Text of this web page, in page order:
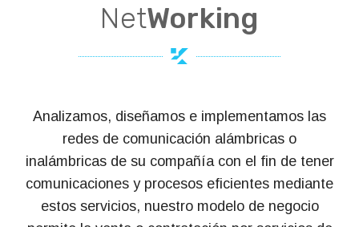
NetWorking
Analizamos, diseñamos e implementamos las
redes de comunicación alámbricas o
inalámbricas de su compañía con el fin de tener
comunicaciones y procesos eficientes mediante
estos servicios, nuestro modelo de negocio